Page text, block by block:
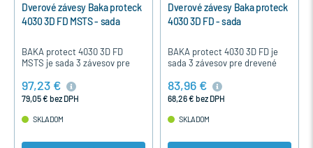
Dverové závesy Baka proteck
4030 3D FD MSTS - sada
BAKA protect 4030 3D FD
MSTS je sada 3 závesov pre
komfortným excentrickým
nastavením a bezúdržbovým
97,23 €
79,05 € bez DPH
SKLADOM
Dverové závesy Baka proteck
4030 3D FD - sada
BAKA protect 4030 3D FD je
sada 3 závesov pre drevené
excentrickým nastavením a
bezúdržbovým ložiskom. Je
83,96 €
68,26 € bez DPH
SKLADOM